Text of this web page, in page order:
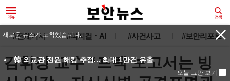
#전체기사 #피지컬ㆍAI #사건사고 #보안리포트
김휘강 교수 “프랙 보고서는 빙
새로운 뉴스가 도착했습니다.
韓 외교관 전원 해킹 추정... 최대 1만건 유출
오늘 그만 보기